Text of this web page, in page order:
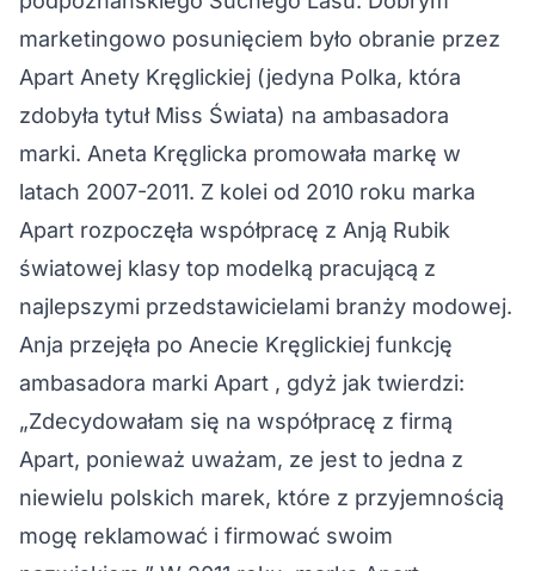
marketingowo posunięciem było obranie przez
Apart Anety Kręglickiej (jedyna Polka, która
zdobyła tytuł Miss Świata) na ambasadora
marki. Aneta Kręglicka promowała markę w
latach 2007-2011. Z kolei od 2010 roku marka
Apart rozpoczęła współpracę z Anją Rubik
światowej klasy top modelką pracującą z
najlepszymi przedstawicielami branży modowej.
Anja przejęła po Anecie Kręglickiej funkcję
ambasadora marki Apart , gdyż jak twierdzi:
„Zdecydowałam się na współpracę z firmą
Apart, ponieważ uważam, ze jest to jedna z
niewielu polskich marek, które z przyjemnością
mogę reklamować i firmować swoim